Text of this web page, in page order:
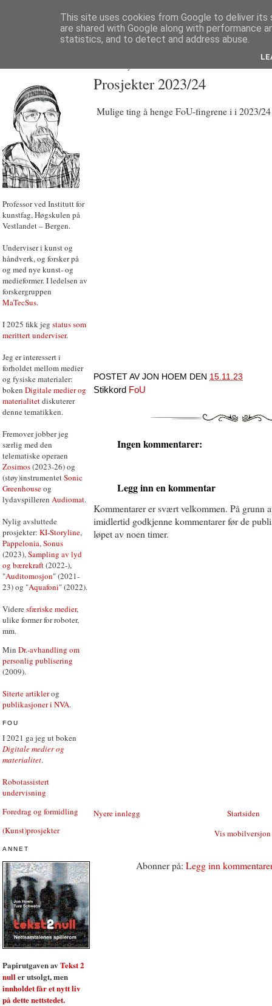
Professor ved Institutt for
kunstfag, Høgskulen på
Vestlandet – Bergen.
Underviser i kunst og
håndverk, og forsker på
og med nye kunst- og
medieformer. I ledelsen av
forskergruppen
MaTecSus.
I 2025 fikk jeg status som
merittert underviser.
Jeg er interessert i
forholdet mellom medier
og fysiske materialer:
boken Digitale medier og
materialitetdiskuterer
denne tematikken.
Fremover jobber jeg
særlig med den
telematiske operaen
Zosimos(2023-26) og
(støy)instrumentetSonic
Greenhouseog
lydavspilleren Audiomat.
Nylig avsluttede
prosjekter: KI-Storyline,
Pappelonia,Sonus
(2023),Sampling av lyd
og bærekraft(2022-),
"Auditomosjon" (2021-
23) og "Aquafoni" (2022).
Videresfæriske medier,
ulike former for roboter,
mm.
Min Dr.-avhandling om
personlig publisering
(2009).
Siterte artiklerog
publikasjoner i NVA.
FOU
I 2021 ga jeg ut boken
Digitale medier og
materialitet.
Robotassistert
undervisning
Foredrag og formidling
(Kunst)prosjekter
ANNET
Papirutgaven av Tekst 2
nuller utsolgt, men
innholdet får et nytt liv
på dette nettstedet.
Prosjekter 2023/24
Mulige ting å henge FoU-fingrene i i 2023/24
POSTET AV JON HOEM DEN 15.11.23
Stikkord FoU
Ingen kommentarer:
Legg inn en kommentar
Kommentarer er svært velkommen. På grunn
imidlertid godkjenne kommentarer før de
løpet av noen timer.
Nyere innlegg
Startsiden
Vis mobilversjon
Abonner på: Legg inn
This site uses cookies from Google to deliver its
are shared with Google along with performance
statistics, and to detect and address abuse.